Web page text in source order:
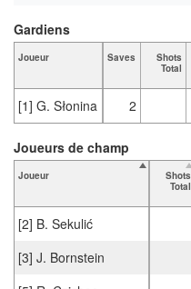
Joueur Saves
Shots
Total
[1] G. Słonina 2
Gardiens
Joueur
Shots
Total
[2] B. Sekulić
[3] J. Bornstein
Joueurs de champ